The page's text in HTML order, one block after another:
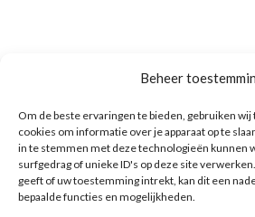
Beheer
Om de beste ervaringen te bieden, gebruiken
cookies om informatie over je apparaat op te
in te stemmen met deze technologieën kunnen
surfgedrag of unieke ID's op deze site
geeft of uw toestemming intrekt, kan dit een
bepaalde functies en mogelijkheden.